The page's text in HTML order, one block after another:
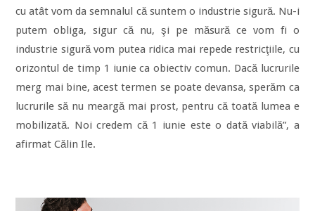
cu atât vom da semnalul că suntem o industrie sigură. Nu-i
putem obliga, sigur că nu, şi pe măsură ce vom fi o
industrie sigură vom putea ridica mai repede restricţiile, cu
orizontul de timp 1 iunie ca obiectiv comun. Dacă lucrurile
merg mai bine, acest termen se poate devansa, sperăm ca
lucrurile să nu meargă mai prost, pentru că toată lumea e
mobilizată. Noi credem că 1 iunie este o dată viabilă”, a
afirmat Călin Ile.